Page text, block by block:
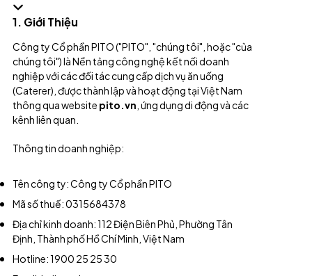
1. Giới Thiệu
Công ty Cổ phần PITO ("PITO", "chúng tôi", hoặc "của
chúng tôi") là Nền tảng công nghệ kết nối doanh
nghiệp với các đối tác cung cấp dịch vụ ăn uống
(Caterer), được thành lập và hoạt động tại Việt Nam
thông qua website pito.vn , ứng dụng di động và các
kênh liên quan.
Thông tin doanh nghiệp:
Tên công ty: Công ty Cổ phần PITO
Mã số thuế: 0315684378
Địa chỉ kinh doanh: 112 Điện Biên Phủ, Phường Tân
Định, Thành phố Hồ Chí Minh, Việt Nam
Hotline: 1900 25 25 30